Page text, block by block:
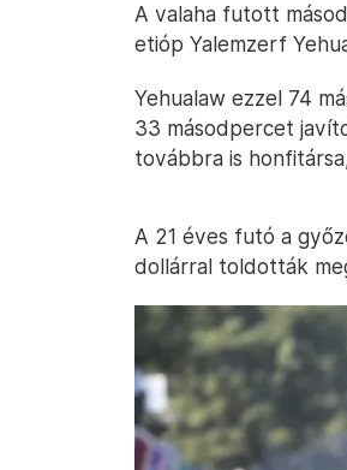
A valaha futott
etióp Yalemzerf
Yehualaw ezzel 74
33 másodpercet
továbbra is
A 21 éves futó a
dollárral toldották